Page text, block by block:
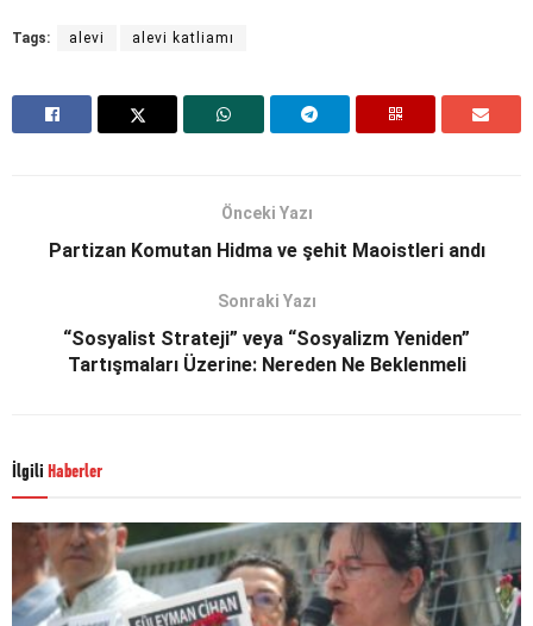
Tags: alevi alevi katliamı
Önceki Yazı
Partizan Komutan Hidma ve şehit Maoistleri andı
Sonraki Yazı
“Sosyalist Strateji” veya “Sosyalizm Yeniden”
Tartışmaları Üzerine: Nereden Ne Beklenmeli
İlgili Haberler